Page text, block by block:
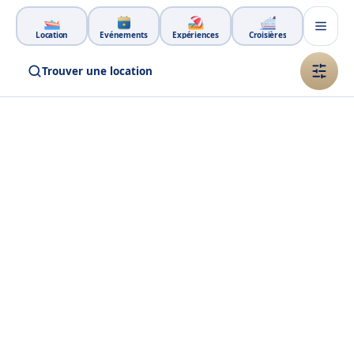
Aller au contenu principal
Location Événements Expériences Croisières
Trouver une location